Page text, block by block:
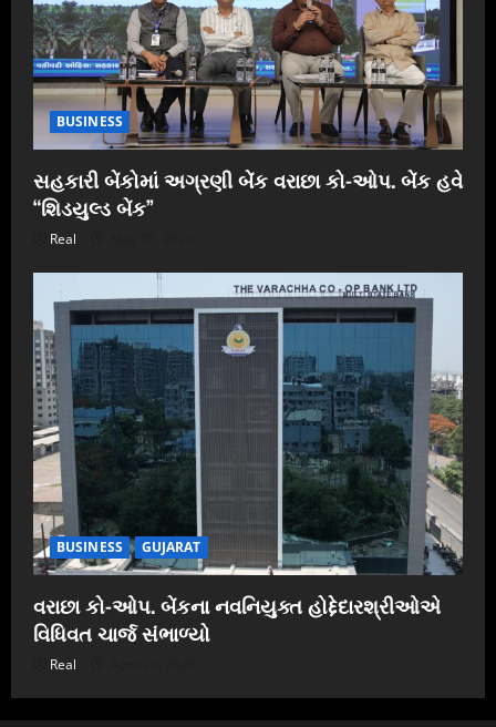
BUSINESS
સહકારી બેંકોમાં અગ્રણી બેંક વરાછા કો-ઓપ. બેંક હવે
“શિડયુલ્ડ બેંક”
Real
BUSINESS GUJARAT
વરાછા કો-ઓપ. બેંકના નવનિયુક્ત હોદ્દેદારશ્રીઓએ
વિધિવત ચાર્જ સંભાળ્યો
Real